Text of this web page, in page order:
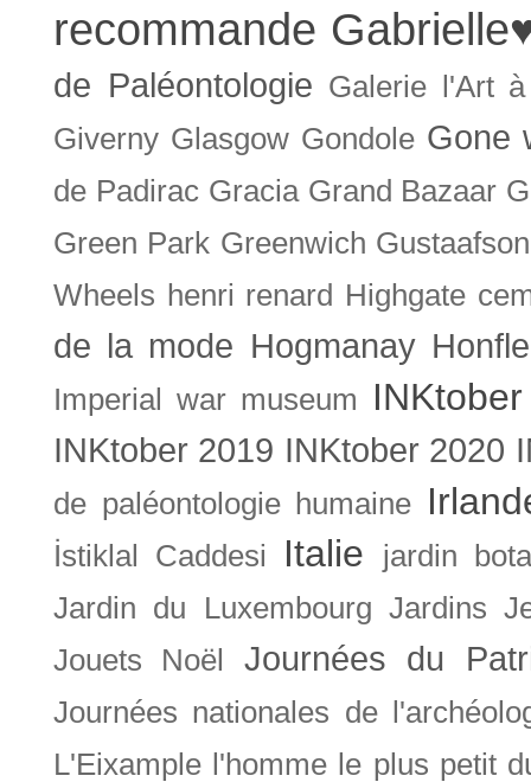
recommande
de Paléontologie Galerie l'Art
Giverny Glasgow Gondole Gone
de Padirac Gracia Grand Bazaar
Green Park Greenwich Gustaafson
Wheels henri renard Highgate
de la mode Hogmanay
Imperial war museum INKtober
INKtober 2019 INKtober 2020
de paléontologie humaine
İstiklal Caddesi Italie
jardin
Jardin du Luxembourg Jardins
Jouets Noël
Journées du
Journées nationales de
L'Eixample l'homme le plus petit